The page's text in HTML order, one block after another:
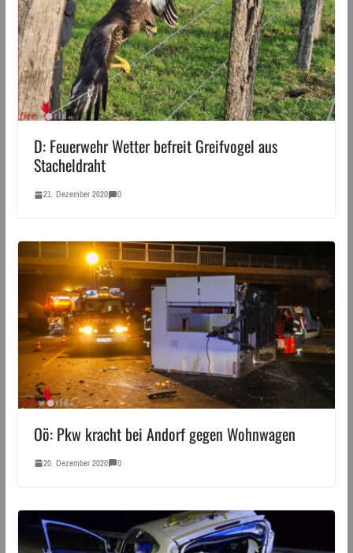
D: Feuerwehr Wetter befreit Greifvogel aus
Stacheldraht
21. Dezember 2020 0
Oö: Pkw kracht bei Andorf gegen Wohnwagen
20. Dezember 2020 0